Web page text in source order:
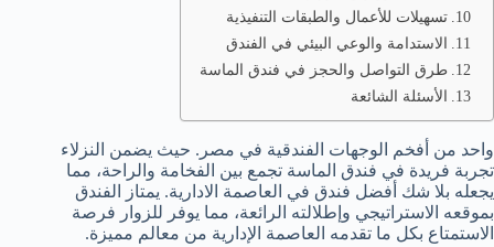
تسهيلات للأعمال والطبقات التنفيذية
الاستدامة والوعي البيئي في الفندق
طرق التواصل والحجز في فندق الماسة
الأسئلة الشائعة
واحد من أفخم الوجهات الفندقية في مصر. حيث يضمن النزلاء
تجربة فريدة في فندق الماسة تجمع بين الفخامة والراحة، مما
يجعله بلا شك أفضل فندق في العاصمة الادارية. يمتاز الفندق
بموقعه الاستراتيجي وإطلالته الرائعة، مما يوفر للزوار فرصة
الاستمتاع بكل ما تقدمه العاصمة الإدارية من معالم مميزة.